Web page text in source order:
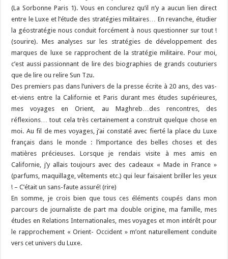
(La Sorbonne Paris 1). Vous en conclurez qu’il n’y a aucun lien direct
entre le Luxe et l’étude des stratégies militaires… En revanche, étudier
la géostratégie nous conduit forcément à nous questionner sur tout !
(sourire). Mes analyses sur les stratégies de développement des
marques de luxe se rapprochent de la stratégie militaire. Pour moi,
c’est aussi passionnant de lire des biographies de grands couturiers
que de lire ou relire Sun Tzu.
Des premiers pas dans l’univers de la presse écrite à 20 ans, des vas-
et-viens entre la Californie et Paris durant mes études supérieures,
mes voyages en Orient, au Maghreb…des rencontres, des
réflexions… tout cela très certainement a construit quelque chose en
moi. Au fil de mes voyages, j’ai constaté avec fierté la place du Luxe
français dans le monde : l’importance des belles choses et des
matières précieuses. Lorsque je rendais visite à mes amis en
Californie, j’y allais toujours avec des cadeaux « Made in France »
(parfums, maquillage, vêtements etc.) qui leur faisaient briller les yeux
! – C’était un sans-faute assuré! (rire)
En somme, je crois bien que tous ces éléments coupés dans mon
parcours de journaliste de part ma double origine, ma famille, mes
études en Relations Internationales, mes voyages et mon intérêt pour
le rapprochement « Orient- Occident » m’ont naturellement conduite
vers cet univers du Luxe.